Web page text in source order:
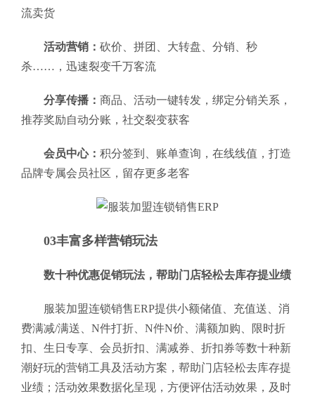
流卖货
活动营销： 砍价、拼团、大转盘、分销、秒
杀……，迅速裂变千万客流
分享传播： 商品、活动一键转发，绑定分销关系，
推荐奖励自动分账，社交裂变获客
会员中心： 积分签到、账单查询，在线线值，打造
品牌专属会员社区，留存更多老客
03丰富多样营销玩法
数十种优惠促销玩法，帮助门店轻松去库存提业绩
服装加盟连锁销售ERP提供小额储值、充值送、消
费满减/满送、N件打折、N件N价、满额加购、限时折
扣、生日专享、会员折扣、满减券、折扣券等数十种新
潮好玩的营销工具及活动方案，帮助门店轻松去库存提
业绩；活动效果数据化呈现，方便评估活动效果，及时